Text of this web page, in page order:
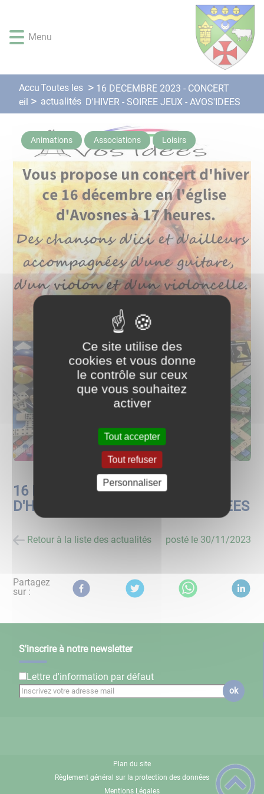
rapide
au
rapide
au
principal
rapide
recherche
rapide
au
de
page
Menu
Accu
eil
Toutes les
actualités
16 DECEMBRE 2023 - CONCERT
D'HIVER - SOIREE JEUX - AVOS'IDEES
Animations Associations Loisirs
16 DECEMBRE 2023 - CONCERT
D'HIVER - SOIREE JEUX - AVOS'IDEES
Retour à la liste des actualités posté le 30/11/2023
Partagez
sur :
S'inscrire à notre newsletter
Lettre d'information par défaut
ok
Plan du site
Règlement général sur la protection des données
Mentions Légales
Ce site utilise des
cookies et vous donne
le contrôle sur ceux
que vous souhaitez
activer
Tout accepter
Tout refuser
Personnaliser